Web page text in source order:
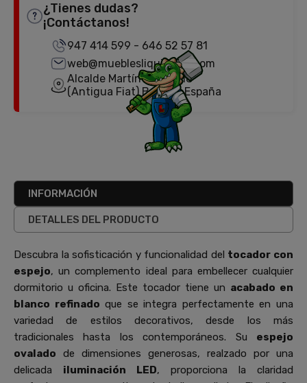
¿Tienes dudas?
¡Contáctanos!
947 414 599 - 646 52 57 81
web@mueblesliquidator.com
Alcalde Martín Cobos, 18
(Antigua Fiat) Burgos, España
INFORMACIÓN
DETALLES DEL PRODUCTO
Descubra la sofisticación y funcionalidad del tocador con
espejo, un complemento ideal para embellecer cualquier
dormitorio u oficina. Este tocador tiene un acabado en
blanco refinado que se integra perfectamente en una
variedad de estilos decorativos, desde los más
tradicionales hasta los contemporáneos. Su espejo
ovalado de dimensiones generosas, realzado por una
delicada iluminación LED, proporciona la claridad